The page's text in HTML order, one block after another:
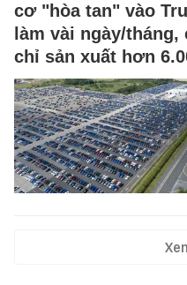
cơ "hòa tan" vào
làm vài ngày/
chỉ sản xuất hơn